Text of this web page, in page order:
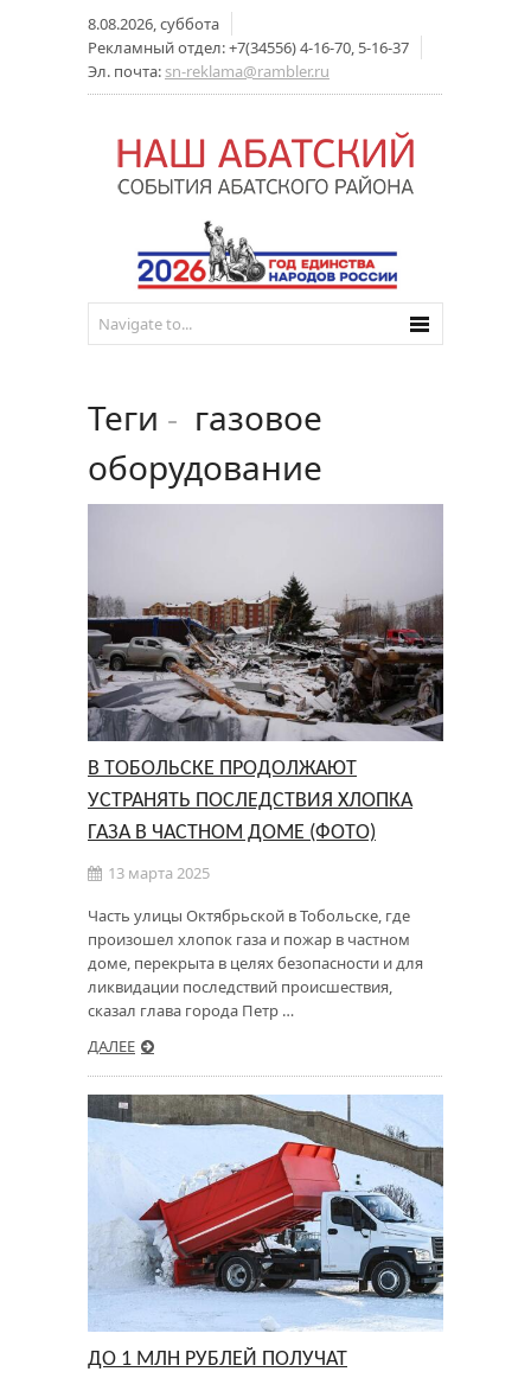
8.08.2026, суббота
Рекламный отдел: +7(34556) 4-16-70, 5-16-37
Эл. почта: sn-reklama@rambler.ru
Теги - газовое
оборудование
В ТОБОЛЬСКЕ ПРОДОЛЖАЮТ
УСТРАНЯТЬ ПОСЛЕДСТВИЯ ХЛОПКА
ГАЗА В ЧАСТНОМ ДОМЕ (ФОТО)
13 марта 2025
Часть улицы Октябрьской в Тобольске, где
произошел хлопок газа и пожар в частном
доме, перекрыта в целях безопасности и для
ликвидации последствий происшествия,
сказал глава города Петр …
ДАЛЕЕ
ДО 1 МЛН РУБЛЕЙ ПОЛУЧАТ